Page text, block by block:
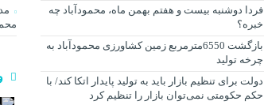
فردا دوشنبه بیست و هفتم بهمن ماه، محمودآباد چه
خبره؟
بازگشت 6550مترمربع زمین کشاورزی محمودآباد به
چرخه تولید
دولت برای تنظیم بازار باید به تولید پایدار اتکا کند/ با
حکم حکومتی نمی‌توان بازار را تنظیم کرد